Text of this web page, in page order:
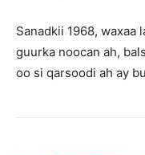
Sanadkii 1968, waxaa
guurka noocan ah,
oo si qarsoodi ah ay